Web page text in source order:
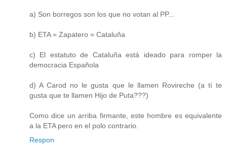
a) Son borregos son los que no votan al PP...
b) ETA = Zapatero = Cataluña
c) El estatuto de Cataluña está ideado para romper la
democracia Española
d) A Carod no le gusta que le llamen Rovireche (a tí te
gusta que te llamen Hijo de Puta???)
Como dice un arriba firmante, este hombre es equivalente
a la ETA pero en el polo contrario.
Respon